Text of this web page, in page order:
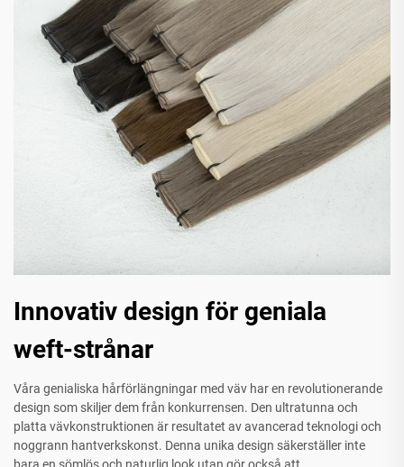
Innovativ design för geniala
weft-strånar
Våra genialiska hårförlängningar med väv har en revolutionerande
design som skiljer dem från konkurrensen. Den ultratunna och
platta vävkonstruktionen är resultatet av avancerad teknologi och
noggrann hantverkskonst. Denna unika design säkerställer inte